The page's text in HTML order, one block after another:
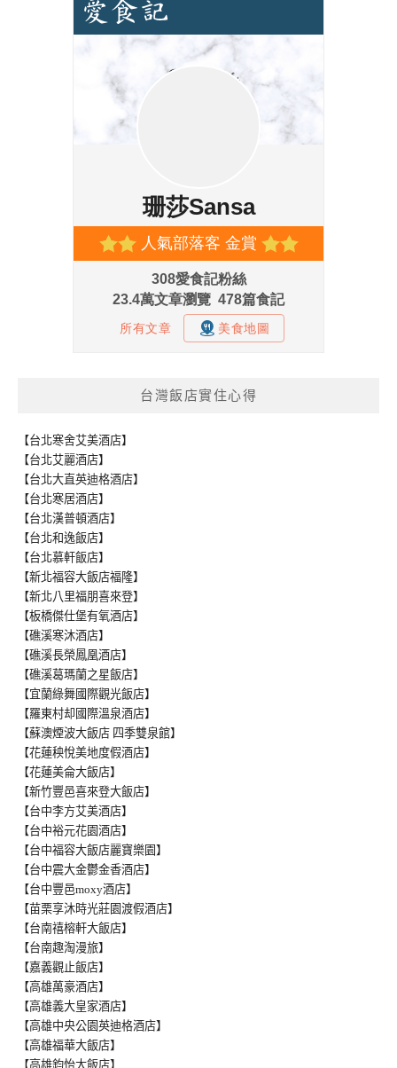
台灣飯店實住心得
【台北寒舍艾美酒店】
【台北艾麗酒店】
【台北大直英迪格酒店】
【台北寒居酒店】
【台北漢普頓酒店】
【台北和逸飯店】
【台北慕軒飯店】
【新北福容大飯店福隆】
【新北八里福朋喜來登】
【板橋傑仕堡有氧酒店】
【礁溪寒沐酒店】
【礁溪長榮鳳凰酒店】
【礁溪葛瑪蘭之星飯店】
【宜蘭綠舞國際觀光飯店】
【羅東村却國際溫泉酒店】
【蘇澳煙波大飯店 四季雙泉館】
【花蓮秧悅美地度假酒店】
【花蓮美侖大飯店】
【新竹豐邑喜來登大飯店】
【台中李方艾美酒店】
【台中裕元花園酒店】
【台中福容大飯店麗寶樂園】
【台中震大金鬱金香酒店】
【台中豐邑moxy酒店】
【苗栗享沐時光莊園渡假酒店】
【台南禧榕軒大飯店】
【台南趣淘漫旅】
【嘉義觀止飯店】
【高雄萬豪酒店】
【高雄義大皇家酒店】
【高雄中央公園英迪格酒店】
【高雄福華大飯店】
【高雄鈞怡大飯店】